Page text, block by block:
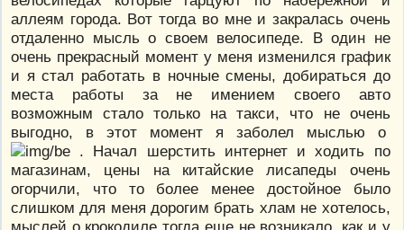
аллеям города. Вот тогда во мне и закралась очень
отдаленно мысль о своем велосипеде. В один не
очень прекрасный момент у меня изменился график
и я стал работать в ночные смены, добираться до
места работы за не имением своего авто
возможным стало только на такси, что не очень
выгодно, в этот момент я заболел мыслью о
. Начал шерстить интернет и ходить по
магазинам, цены на китайские лисапеды очень
огорчили, что то более менее достойное было
слишком для меня дорогим брать хлам не хотелось,